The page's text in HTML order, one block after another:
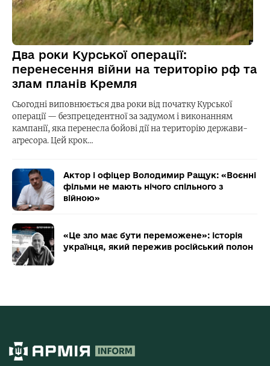
Два роки Курської операції:
перенесення війни на територію рф та
злам планів Кремля
Сьогодні виповнюється два роки від початку Курської
операції — безпрецедентної за задумом і виконанням
кампанії, яка перенесла бойові дії на територію держави-
агресора. Цей крок…
Актор і офіцер Володимир Ращук: «Воєнні
фільми не мають нічого спільного з
війною»
«Це зло має бути переможене»: історія
українця, який пережив російський полон